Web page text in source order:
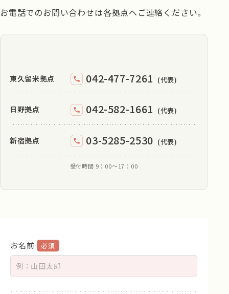
お電話でのお問い合わせは各拠点へご連絡ください。
東久留米拠点 042-477-7261 (代表)
日野拠点 042-582-1661 (代表)
新宿拠点 03-5285-2530 (代表)
受付時間 9：00〜17：00
お名前